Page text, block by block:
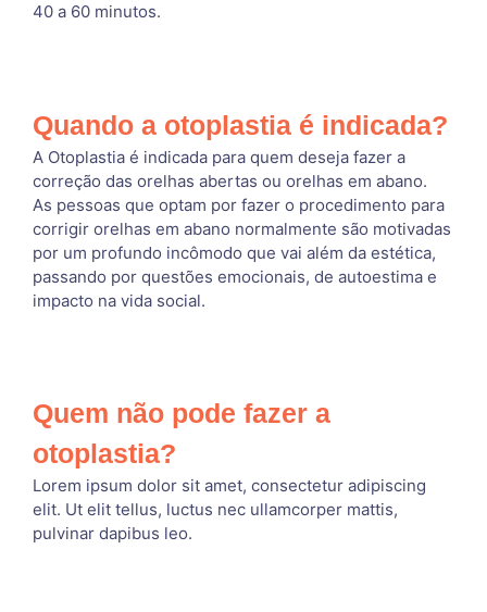
40 a 60 minutos.
Quando a otoplastia é indicada?
A Otoplastia é indicada para quem deseja fazer a
correção das orelhas abertas ou orelhas em abano.
As pessoas que optam por fazer o procedimento para
corrigir orelhas em abano normalmente são motivadas
por um profundo incômodo que vai além da estética,
passando por questões emocionais, de autoestima e
impacto na vida social.
Quem não pode fazer a
otoplastia?
Lorem ipsum dolor sit amet, consectetur adipiscing
elit. Ut elit tellus, luctus nec ullamcorper mattis,
pulvinar dapibus leo.